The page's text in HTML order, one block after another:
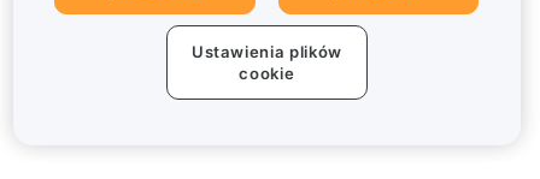
Ustawienia plików
cookie